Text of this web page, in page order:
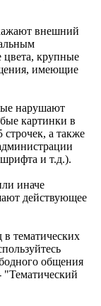
внешний
крупные
имеющие
нарушают
картинки в
а также
и т.д.).
иначе
действующее
тематических
общения
"Тематический